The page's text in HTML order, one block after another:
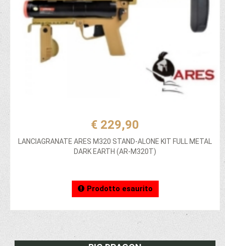
€ 229,90
LANCIAGRANATE ARES M320 STAND-ALONE KIT FULL METAL
DARK EARTH (AR-M320T)
Prodotto esaurito